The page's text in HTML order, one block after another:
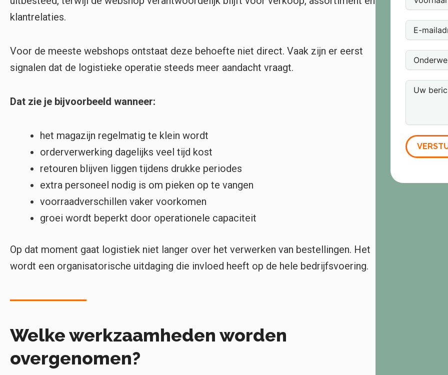
klantrelaties.
Voor de meeste webshops ontstaat deze behoefte niet direct. Vaak zijn er eerst
signalen dat de logistieke operatie steeds meer aandacht vraagt.
Dat zie je bijvoorbeeld wanneer:
het magazijn regelmatig te klein wordt
orderverwerking dagelijks veel tijd kost
retouren blijven liggen tijdens drukke periodes
extra personeel nodig is om pieken op te vangen
voorraadverschillen vaker voorkomen
groei wordt beperkt door operationele capaciteit
Op dat moment gaat logistiek niet langer over het verwerken van bestellingen. Het
wordt een organisatorische uitdaging die invloed heeft op de hele bedrijfsvoering.
Welke werkzaamheden worden
overgenomen?